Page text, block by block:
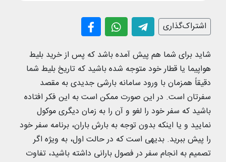
اشتراک‌گذاری
شاید برای شما هم پیش آمده باشد که پس از خرید بلیط
هواپیما یا قطار خود متوجه شده باشید که تاریخ بلیط شما
دقیقاً همزمان با ورود سامانه بارشی جدیدی به مقصد
سفرتان است. در این صورت ممکن است به این فکر افتاده
باشید که سفر خود را لغو و آن را به زمان دیگری موکول
نمایید و یا اینکه بدون توجه به بارش باران، برنامه سفر خود
را پیش ببرید. بدیهی است که در حالت اول، به ویژه اگر
تصمیم به انجام سفر در فصول بارانی داشته باشید، تفاوت